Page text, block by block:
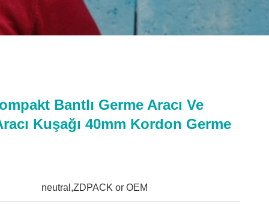
Bantlı Germe Aracı Ve
Kuşağı 40mm Kordon Germe
neutral,ZDPACK or OEM